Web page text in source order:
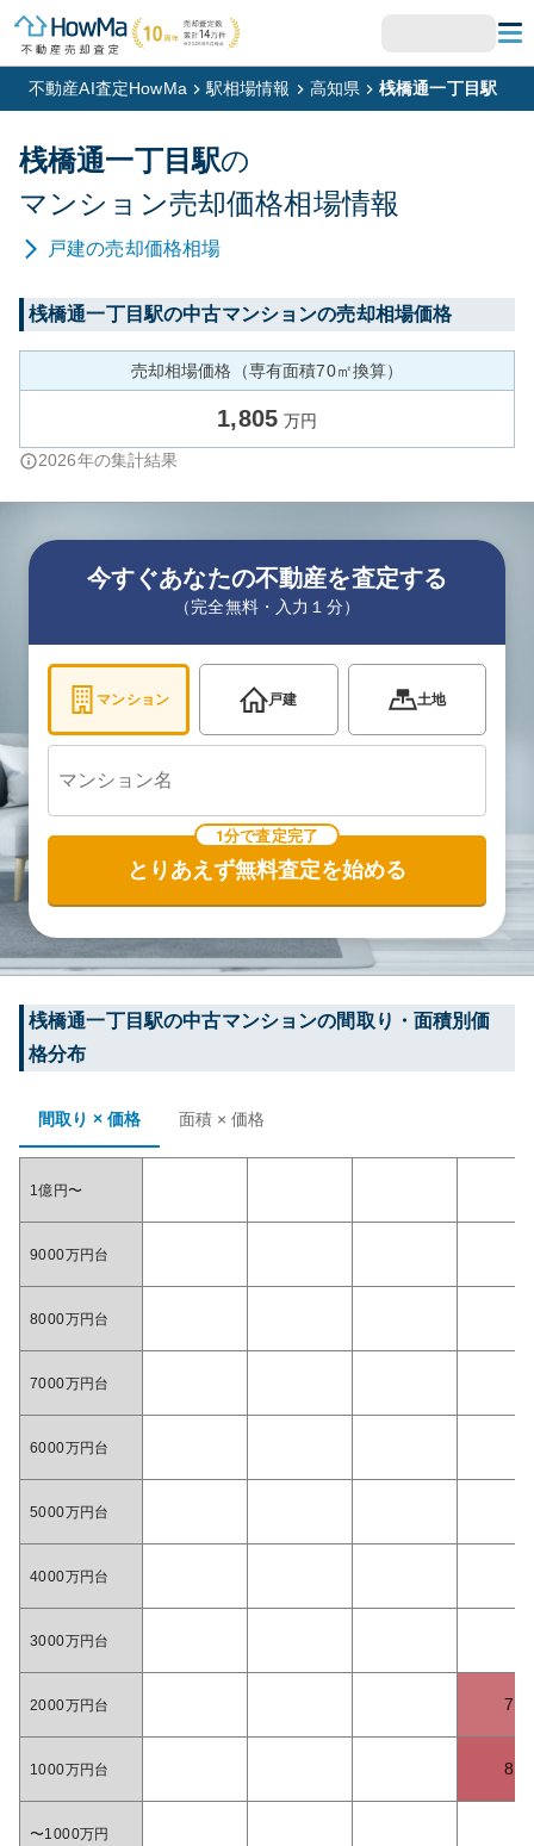
不動産AI査定HowMa 駅相場情報 高知県 桟橋通一丁目駅
桟橋通一丁目駅の
マンション売却価格相場情報
戸建の売却価格相場
桟橋通一丁目駅の中古マンションの売却相場価格
売却相場価格（専有面積70㎡換算）
1,805 万円
2026年の集計結果
今すぐあなたの不動産を査定する
（完全無料・入力１分）
マンション 戸建 土地
1分で査定完了
とりあえず無料査定を始める
桟橋通一丁目駅の中古マンションの間取り・面積別価
格分布
間取り × 価格 面積 × 価格
1億円〜
9000万円台
8000万円台
7000万円台
6000万円台
5000万円台
4000万円台
3000万円台
2000万円台 7
1000万円台 8
〜1000万円